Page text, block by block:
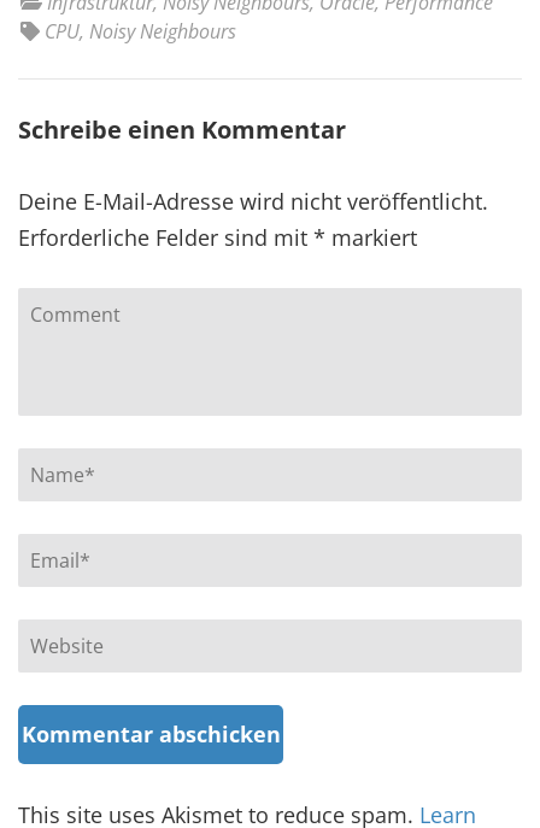
CPU, Noisy Neighbours
Schreibe einen Kommentar
Deine E-Mail-Adresse wird nicht veröffentlicht.
Erforderliche Felder sind mit * markiert
Comment
Name*
Email*
Website
This site uses Akismet to reduce spam. Learn